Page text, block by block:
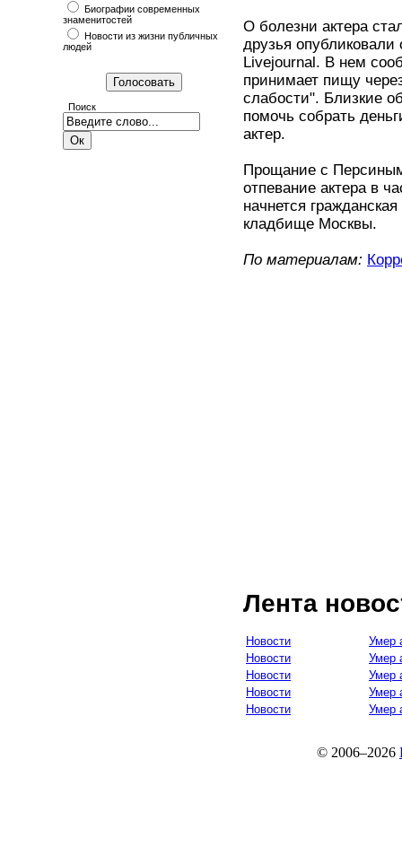
Биографии современных
знаменитостей
Новости из жизни публичных
людей
Поиск
О болезни актера
друзья
Livejournal. В нем
принимает пищу
слабости". Близкие
помочь собрать
актер.
Прощание с Персиным
отпевание актера в
начнется
кладбище Москвы.
По материалам:
Лента
Новости
Умер
Новости
Умер
Новости
Умер
Новости
Умер
Новости
Умер
© 2006–2026